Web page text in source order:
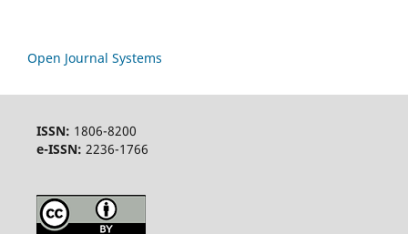
Open Journal Systems
ISSN: 1806-8200
e-ISSN: 2236-1766